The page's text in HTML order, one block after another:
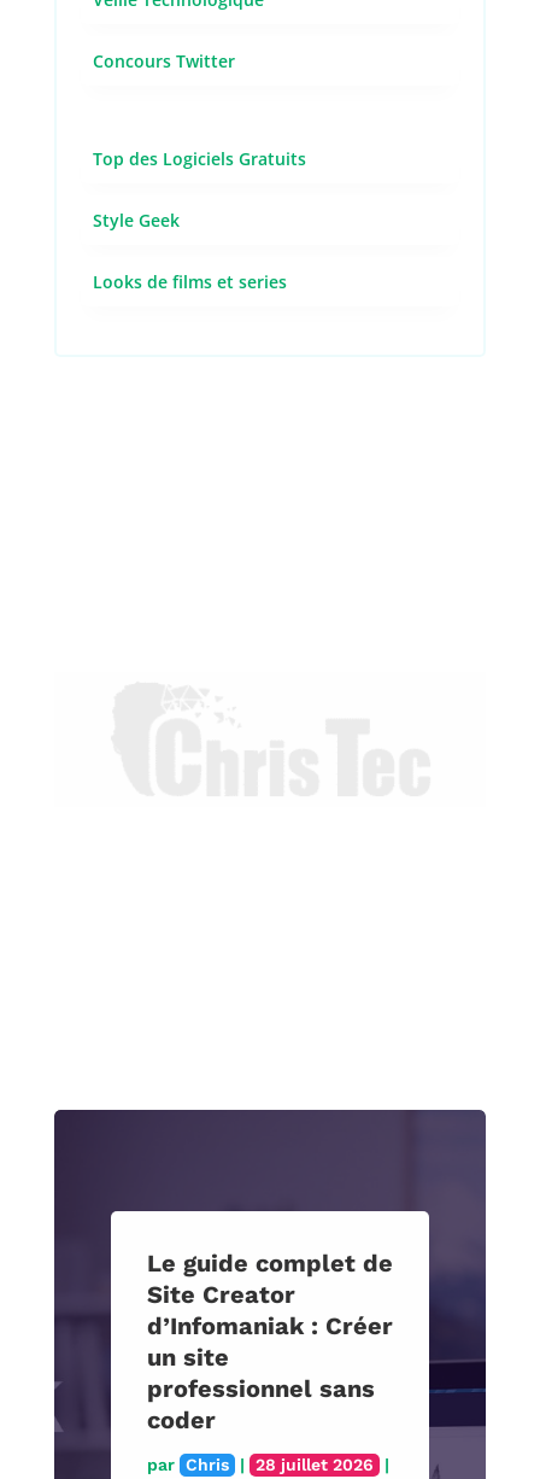
Concours Twitter
Top des Logiciels Gratuits
Style Geek
Looks de films et series
Le guide complet de
Site Creator
d’Infomaniak : Créer
un site
professionnel sans
coder
par Chris | 28 juillet 2026 |